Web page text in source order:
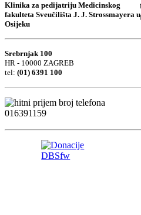
Klinika za pedijatriju Medicinskog
fakulteta Sveučilišta J. J. Strossmayera u
Osijeku
Srebrnjak 100
HR - 10000 ZAGREB
tel: (01) 6391 100